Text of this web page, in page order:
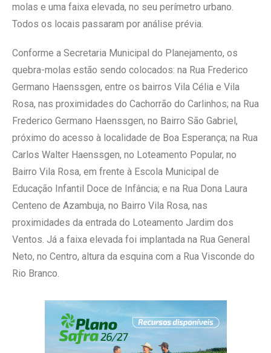
molas e uma faixa elevada, no seu perímetro urbano.
Todos os locais passaram por análise prévia.
Conforme a Secretaria Municipal do Planejamento, os
quebra-molas estão sendo colocados: na Rua Frederico
Germano Haenssgen, entre os bairros Vila Célia e Vila
Rosa, nas proximidades do Cachorrão do Carlinhos; na Rua
Frederico Germano Haenssgen, no Bairro São Gabriel,
próximo do acesso à localidade de Boa Esperança; na Rua
Carlos Walter Haenssgen, no Loteamento Popular, no
Bairro Vila Rosa, em frente à Escola Municipal de
Educação Infantil Doce de Infância; e na Rua Dona Laura
Centeno de Azambuja, no Bairro Vila Rosa, nas
proximidades da entrada do Loteamento Jardim dos
Ventos. Já a faixa elevada foi implantada na Rua General
Neto, no Centro, altura da esquina com a Rua Visconde do
Rio Branco.